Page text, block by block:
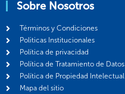
Sobre Nosotros
Términos y Condiciones
Politicas Institucionales
Política de privacidad
Política de Tratamiento de Datos
Política de Propiedad Intelectual
Mapa del sitio